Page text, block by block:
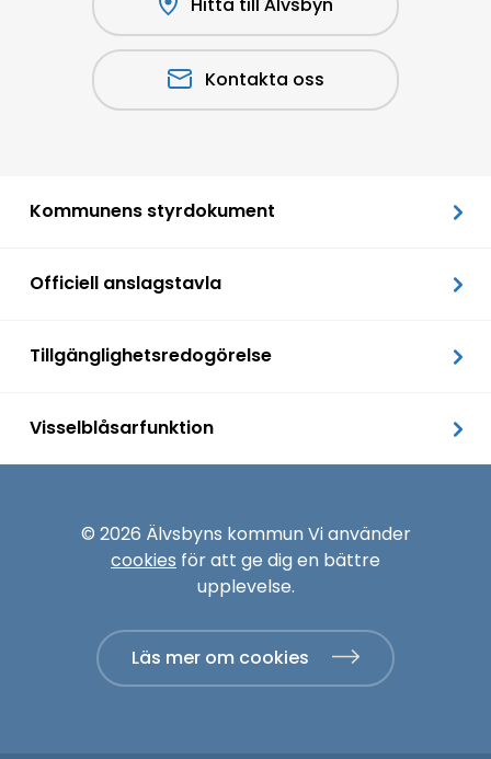
Hitta till Älvsbyn
Kontakta oss
Kommunens styrdokument
Officiell anslagstavla
Tillgänglighetsredogörelse
Visselblåsarfunktion
© 2026 Älvsbyns kommun Vi använder
cookies för att ge dig en bättre
upplevelse.
Läs mer om cookies